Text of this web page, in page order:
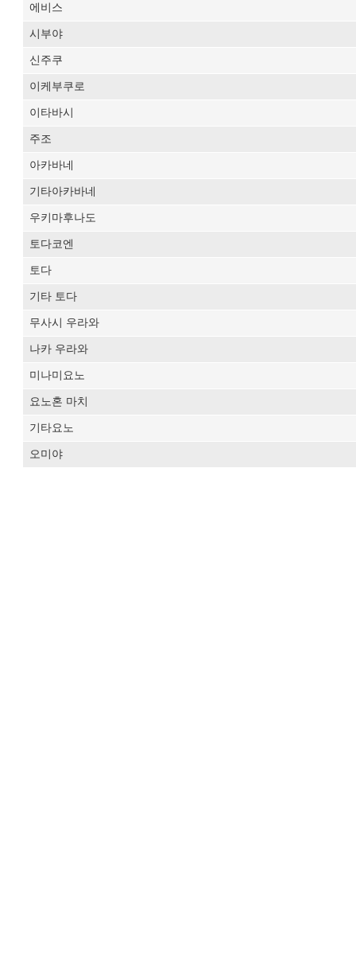
에비스
시부야
신주쿠
이케부쿠로
이타바시
주조
아카바네
기타아카바네
우키마후나도
토다코엔
토다
기타 토다
무사시 우라와
나카 우라와
미나미요노
요노혼 마치
기타요노
오미야